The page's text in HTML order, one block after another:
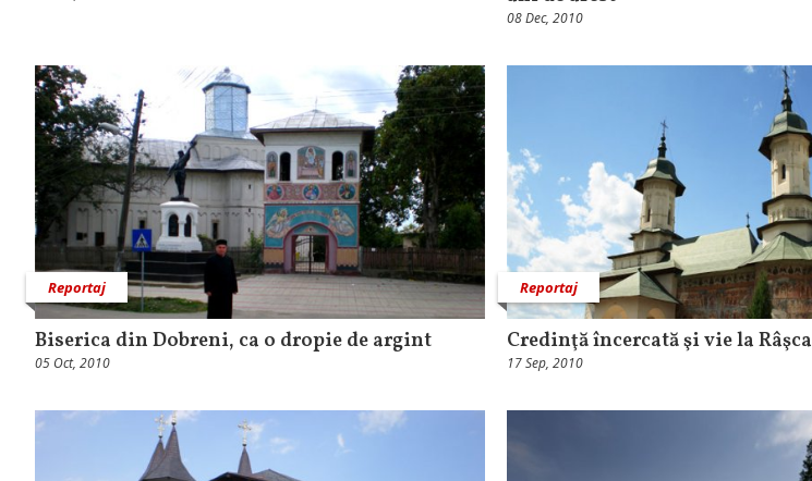
08 Dec, 2010
Reportaj
Biserica din Dobreni, ca o dropie de argint
05 Oct, 2010
Reportaj
Credinţă încercată şi vie la Râşca
17 Sep, 2010